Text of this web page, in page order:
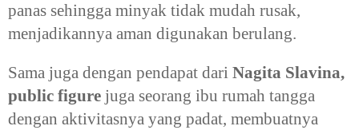
panas sehingga minyak tidak mudah rusak,
menjadikannya aman digunakan berulang.
Sama juga dengan pendapat dari Nagita Slavina,
public figure juga seorang ibu rumah tangga
dengan aktivitasnya yang padat, membuatnya